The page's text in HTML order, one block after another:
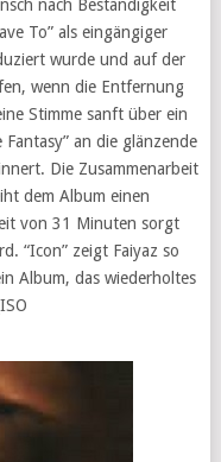
nach Beständigkeit
To” als eingängiger
wurde und auf der
wenn die Entfernung
Stimme sanft über ein
an die glänzende
Die Zusammenarbeit
dem Album einen
von 31 Minuten sorgt
“Icon” zeigt Faiyaz so
Album, das wiederholtes